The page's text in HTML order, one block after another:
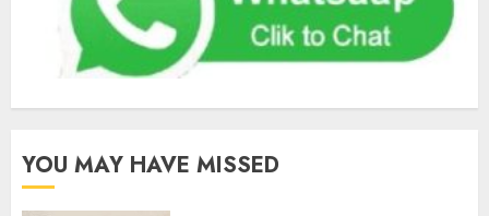
YOU MAY HAVE MISSED